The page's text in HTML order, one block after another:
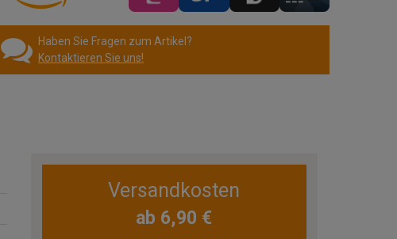
Haben Sie Fragen zum Artikel?
Kontaktieren Sie uns!
Versandkosten
ab 6,90 €